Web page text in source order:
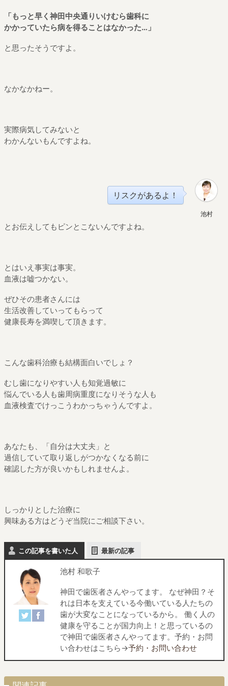
「もっと早く神田中央通りいけむら歯科に
かかっていたら病を得ることはなかった…」
と思ったそうですよ。
なかなかねー。
実際病気してみないと
わかんないもんですよね。
池村
リスクがあるよ！
とお伝えしてもピンとこないんですよね。
とはいえ事実は事実。
血液は嘘つかない。
ぜひその患者さんには
生活改善していってもらって
健康長寿を満喫して頂きます。
こんな歯科治療も結構面白いでしょ？
むし歯になりやすい人も知覚過敏に
悩んでいる人も歯周病重度になりそうな人も
血液検査でけっこうわかっちゃうんですよ。
あなたも、「自分は大丈夫」と
過信していて取り返しがつかなくなる前に
確認した方が良いかもしれませんよ。
しっかりとした治療に
興味ある方はどうぞ当院にご相談下さい。
この記事を書いた人 最新の記事
池村 和歌子
神田で歯医者さんやってます。 なぜ神田？そ
れは日本を支えている今働いている人たちの
歯が大変なことになっているから。 働く人の
健康を守ることが国力向上！と思っているの
で神田で歯医者さんやってます。予約・お問
い合わせはこちら→予約・お問い合わせ